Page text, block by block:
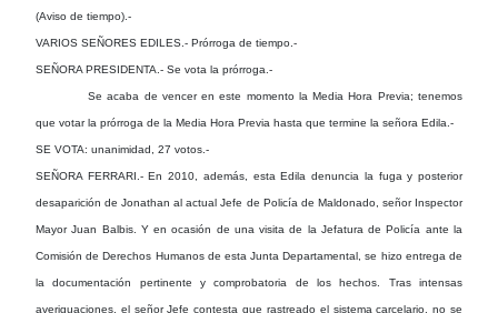
(Aviso de tiempo).-
VARIOS SEÑORES EDILES.- Prórroga de tiempo.-
SEÑORA PRESIDENTA.- Se vota la prórroga.-
Se acaba de vencer en este momento la Media Hora Previa; tenemos
que votar la prórroga de la Media Hora Previa hasta que termine la señora Edila.-
SE VOTA: unanimidad, 27 votos.-
SEÑORA FERRARI.- En 2010, además, esta Edila denuncia la fuga y posterior
desaparición de Jonathan al actual Jefe de Policía de Maldonado, señor Inspector
Mayor Juan Balbis. Y en ocasión de una visita de la Jefatura de Policía ante la
Comisión de Derechos Humanos de esta Junta Departamental, se hizo entrega de
la documentación pertinente y comprobatoria de los hechos. Tras intensas
averiguaciones, el señor Jefe contesta que rastreado el sistema carcelario, no se